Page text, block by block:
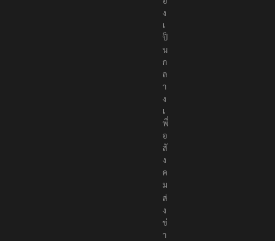
ง
เ
ป็
น
ก
ล
า
ง
เ
พื่
อ
สั
ง
ค
ม
ส่
ง
ข่
า